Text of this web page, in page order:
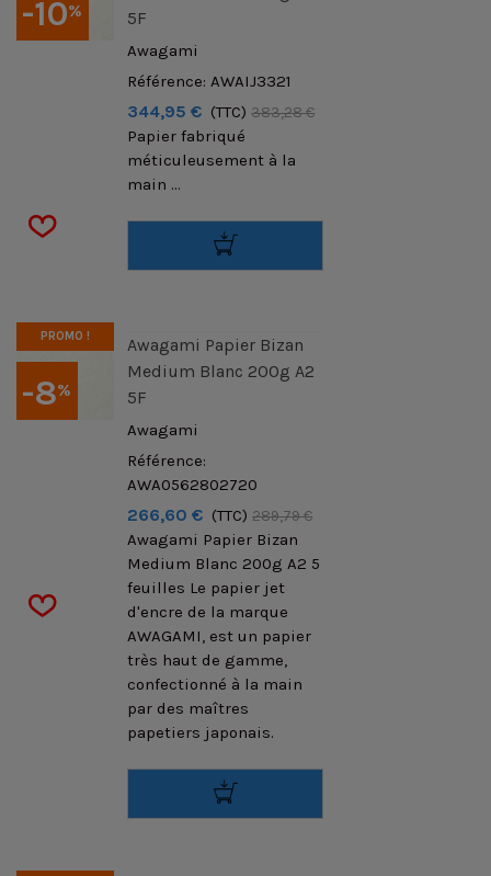
-10%
5F
Awagami
Référence: AWAIJ3321
344,95 € (TTC) 383,28 €
Papier fabriqué
méticuleusement à la
main ...
-8%
PROMO !
Awagami Papier Bizan
Medium Blanc 200g A2
5F
Awagami
Référence:
AWA0562802720
266,60 € (TTC) 289,79 €
Awagami Papier Bizan
Medium Blanc 200g A2 5
feuilles Le papier jet
d'encre de la marque
AWAGAMI, est un papier
très haut de gamme,
confectionné à la main
par des maîtres
papetiers japonais.